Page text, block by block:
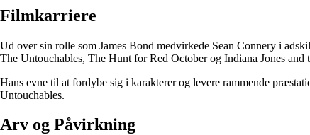
Filmkarriere
Ud over sin rolle som James Bond medvirkede Sean Connery i
The Untouchables, The Hunt for Red October og Indiana Jones and
Hans evne til at fordybe sig i karakterer og levere rammende
Untouchables.
Arv og Påvirkning